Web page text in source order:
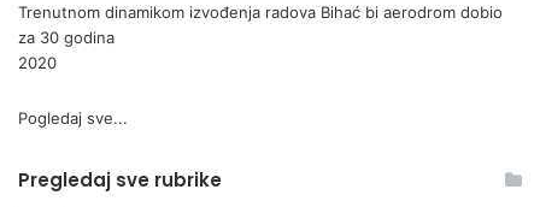
Trenutnom dinamikom izvođenja radova Bihać bi aerodrom dobio
za 30 godina
2020
Pogledaj sve...
Pregledaj sve rubrike